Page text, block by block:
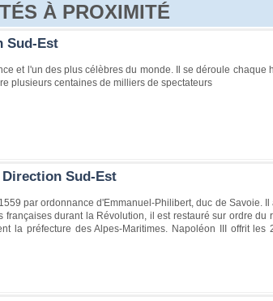
À PROXIMITÉ
Sud-Est
et l'un des plus célèbres du monde. Il se déroule chaque
plusieurs centaines de milliers de spectateurs
Sud-Est
par ordonnance d'Emmanuel-Philibert, duc de Savoie.
durant la Révolution, il est restauré sur ordre du
la préfecture des Alpes-Maritimes. Napoléon III offrit les